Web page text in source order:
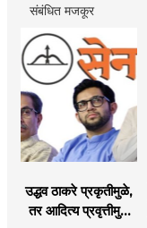
संबंधित मजकूर
उद्धव ठाकरे प्रकृतीमुळे,
तर आदित्य प्रवृत्तीमुळे